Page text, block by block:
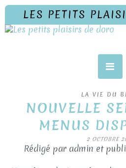
LES PETITS
LA VIE DU
NOUVELLE
MENUS
2 OCTOBRE
Rédigé par admin et